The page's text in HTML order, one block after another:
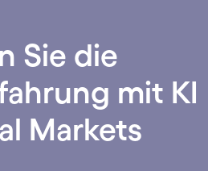
Sie die
mit KI
Markets